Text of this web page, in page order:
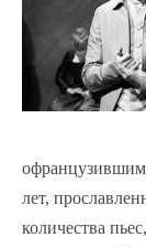
офранцузившим
лет,
количества